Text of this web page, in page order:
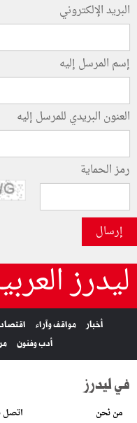
البريد الإلكتروني
إسم المرسل إليه
العنون البريدي للمرسل إليه
رمز الحماية
إرسال
ليدرز
أخبار مواقف وآراء اقتصاد
أدب وفنون
في ليدرز
من نحن اتصل